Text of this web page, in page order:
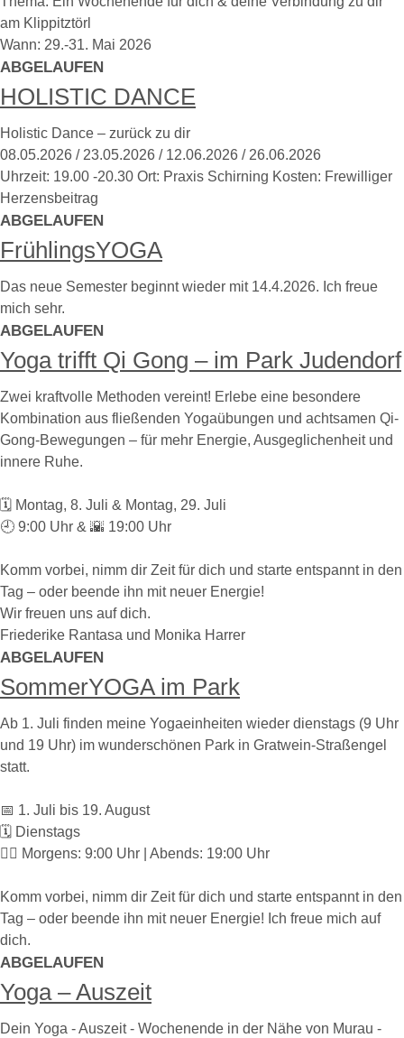
am Klippitztörl
Wann: 29.-31. Mai 2026
ABGELAUFEN
HOLISTIC DANCE
Holistic Dance – zurück zu dir
08.05.2026 / 23.05.2026 / 12.06.2026 / 26.06.2026
Uhrzeit: 19.00 -20.30 Ort: Praxis Schirning Kosten: Frewilliger
Herzensbeitrag
ABGELAUFEN
FrühlingsYOGA
Das neue Semester beginnt wieder mit 14.4.2026. Ich freue
mich sehr.
ABGELAUFEN
Yoga trifft Qi Gong – im Park Judendorf
Zwei kraftvolle Methoden vereint! Erlebe eine besondere
Kombination aus fließenden Yogaübungen und achtsamen Qi-
Gong-Bewegungen – für mehr Energie, Ausgeglichenheit und
innere Ruhe.
🗓️ Montag, 8. Juli & Montag, 29. Juli
🕘 9:00 Uhr & 🌇 19:00 Uhr
Komm vorbei, nimm dir Zeit für dich und starte entspannt in den
Tag – oder beende ihn mit neuer Energie!
Wir freuen uns auf dich.
Friederike Rantasa und Monika Harrer
ABGELAUFEN
SommerYOGA im Park
Ab 1. Juli finden meine Yogaeinheiten wieder dienstags (9 Uhr
und 19 Uhr) im wunderschönen Park in Gratwein-Straßengel
statt.
📅 1. Juli bis 19. August
🗓️ Dienstags
🧘‍♀️ Morgens: 9:00 Uhr | Abends: 19:00 Uhr
Komm vorbei, nimm dir Zeit für dich und starte entspannt in den
Tag – oder beende ihn mit neuer Energie! Ich freue mich auf
dich.
ABGELAUFEN
Yoga – Auszeit
Dein Yoga - Auszeit - Wochenende in der Nähe von Murau -